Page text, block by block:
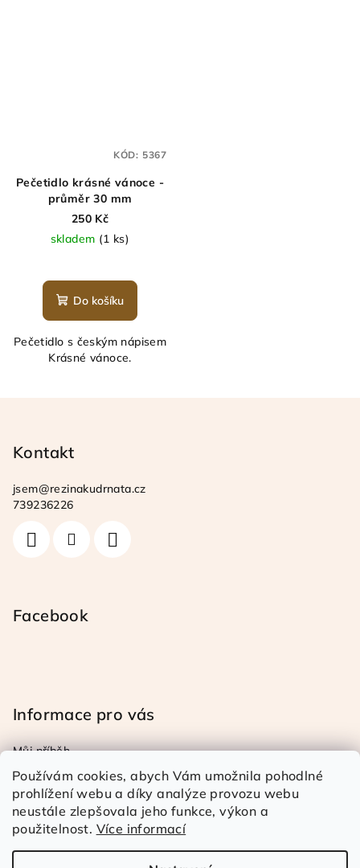
Používám cookies, abych Vám umožnila pohodlné
prohlížení webu a díky analýze provozu webu
neustále zlepšovala jeho funkce, výkon a
použitelnost. Více informací
Pečetidlo krásné vánoce -
průměr 30 mm
250 Kč
skladem (1 ks)
Do košíku
Pečetidlo s českým nápisem
Krásné vánoce.
KÓD: 5367
Kontakt
jsem@rezinakudrnata.cz
739236226
Facebook
Informace pro vás
Můj příběh
Obchodní a reklamační podmínky
Podmínky ochrany osob. úd.
Doprava a platba
Kontakty